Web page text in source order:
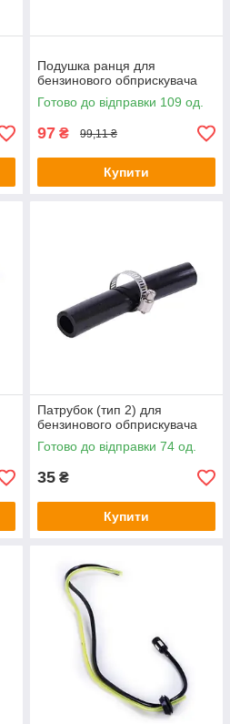
Подушка ранця для
бензинового обприскувача
Готово до відправки 109 од.
97 ₴ 99,11 ₴
Купити
Патрубок (тип 2) для
бензинового обприскувача
Готово до відправки 74 од.
35 ₴
Купити